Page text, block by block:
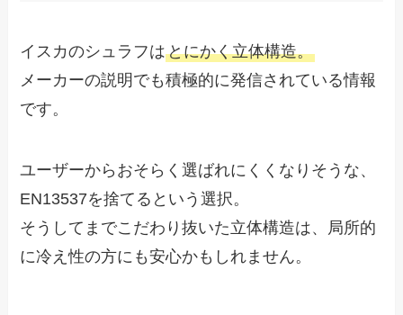
イスカのシュラフはとにかく立体構造。
メーカーの説明でも積極的に発信されている情報
です。
ユーザーからおそらく選ばれにくくなりそうな、
EN13537を捨てるという選択。
そうしてまでこだわり抜いた立体構造は、局所的
に冷え性の方にも安心かもしれません。